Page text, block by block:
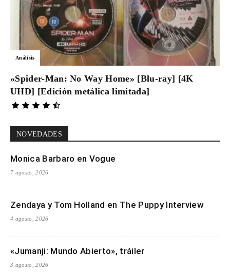
Análisis
«Spider-Man: No Way Home» [Blu-ray] [4K
UHD] [Edición metálica limitada]
NOVEDADES
Monica Barbaro en Vogue
7 agosto, 2026
Zendaya y Tom Holland en The Puppy Interview
4 agosto, 2026
«Jumanji: Mundo Abierto», tráiler
3 agosto, 2026